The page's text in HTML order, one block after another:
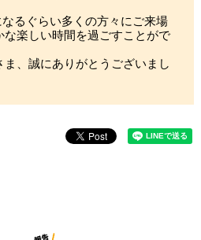
るぐらい多くの方々にご来場
な楽しい時間を過ごすことがで
、誠にありがとうございまし